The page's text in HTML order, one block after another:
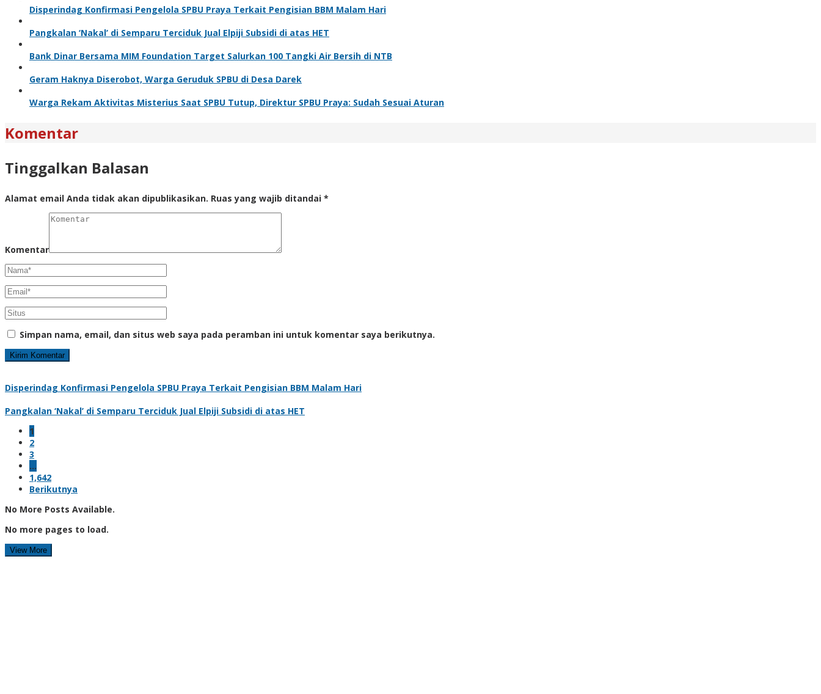
Disperindag Konfirmasi Pengelola SPBU Praya Terkait Pengisian BBM Malam Hari
Pangkalan ‘Nakal’ di Semparu Terciduk Jual Elpiji Subsidi di atas HET
Bank Dinar Bersama MIM Foundation Target Salurkan 100 Tangki Air Bersih di NTB
Geram Haknya Diserobot, Warga Geruduk SPBU di Desa Darek
Warga Rekam Aktivitas Misterius Saat SPBU Tutup, Direktur SPBU Praya: Sudah Sesuai Aturan
Komentar
Tinggalkan Balasan
Alamat email Anda tidak akan dipublikasikan. Ruas yang wajib ditandai *
Komentar
Simpan nama, email, dan situs web saya pada peramban ini untuk komentar saya berikutnya.
Disperindag Konfirmasi Pengelola SPBU Praya Terkait Pengisian BBM Malam Hari
Pangkalan ‘Nakal’ di Semparu Terciduk Jual Elpiji Subsidi di atas HET
1
2
3
…
1,642
Berikutnya
No More Posts Available.
No more pages to load.
View More